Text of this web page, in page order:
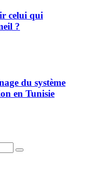
celui qui
?
du système
en Tunisie